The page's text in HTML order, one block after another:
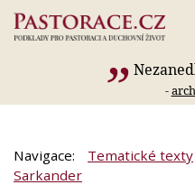
-
Navigace: Tematické texty
Sarkander